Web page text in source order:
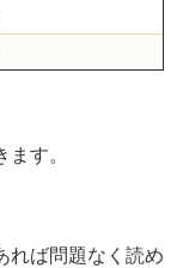
す。
れば問題なく読め